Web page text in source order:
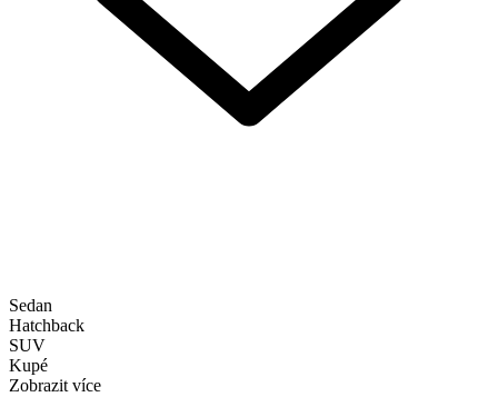
Sedan
Hatchback
SUV
Kupé
Zobrazit více